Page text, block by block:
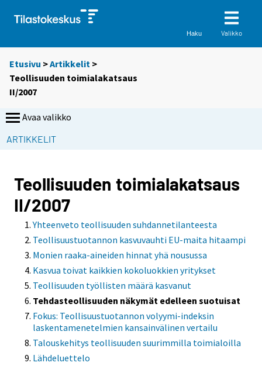
Haku Valikko
Etusivu >Artikkelit >
Teollisuuden toimialakatsaus
II/2007
Avaa valikko
ARTIKKELIT
Teollisuuden toimialakatsaus
II/2007
Yhteenveto teollisuuden suhdannetilanteesta
Teollisuustuotannon kasvuvauhti EU-maita hitaampi
Monien raaka-aineiden hinnat yhä nousussa
Kasvua toivat kaikkien kokoluokkien yritykset
Teollisuuden työllisten määrä kasvanut
Tehdasteollisuuden näkymät edelleen suotuisat
Fokus: Teollisuustuotannon volyymi-indeksin
laskentamenetelmien kansainvälinen vertailu
Talouskehitys teollisuuden suurimmilla toimialoilla
Lähdeluettelo